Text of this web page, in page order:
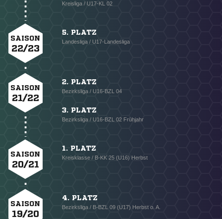
Kreisliga / U17-KL 02
SAISON
22/23
5. PLATZ
Landesliga / U17-Landesliga
SAISON
21/22
2. PLATZ
Bezirksliga / U16-BZL 04
3. PLATZ
Bezirksliga / U16-BZL 02 Frühjahr
SAISON
20/21
1. PLATZ
Kreisklasse / B-KK 25 (U16) Herbst
SAISON
19/20
4. PLATZ
Bezirksliga / B-BZL 09 (U17) Herbst o. A.